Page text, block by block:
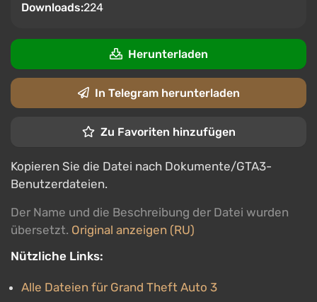
Downloads:224
Herunterladen
In Telegram herunterladen
Zu Favoriten hinzufügen
Kopieren Sie die Datei nach Dokumente/GTA3-
Benutzerdateien.
Der Name und die Beschreibung der Datei wurden
übersetzt. Original anzeigen (RU)
Nützliche Links:
Alle Dateien für Grand Theft Auto 3